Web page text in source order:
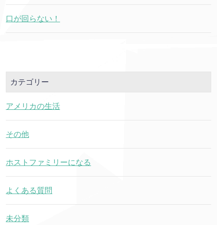
口が回らない！
カテゴリー
アメリカの生活
その他
ホストファミリーになる
よくある質問
未分類